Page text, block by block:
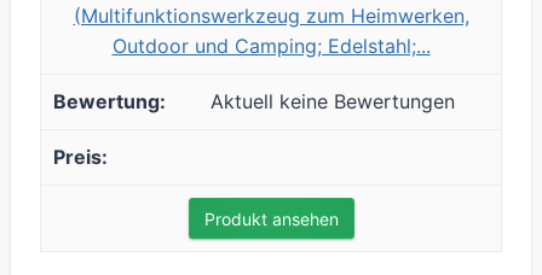
(Multifunktionswerkzeug zum Heimwerken,
Outdoor und Camping; Edelstahl;...
Aktuell keine Bewertungen
Produkt ansehen